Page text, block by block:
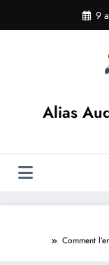
contenu
9
Alias
Comment